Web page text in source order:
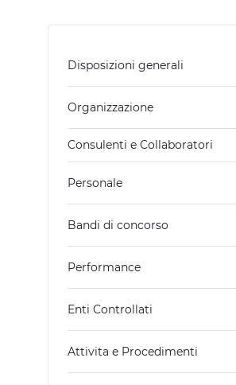
Disposizioni generali
Organizzazione
Consulenti e Collaboratori
Personale
Bandi di concorso
Performance
Enti Controllati
Attivita e Procedimenti